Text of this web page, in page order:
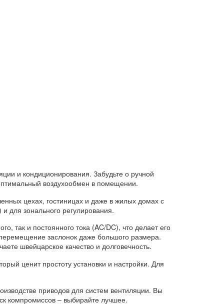
и кондиционирования. Забудьте о ручной
воздухообмен в помещении.
цехах, гостиницах и даже в жилых домах с
для зонального регулирования.
так и постоянного тока (AC/DC), что делает его
заслонок даже большого размера.
швейцарское качество и долговечность.
ценит простоту установки и настройки. Для
приводов для систем вентиляции. Вы
компромиссов – выбирайте лучшее.